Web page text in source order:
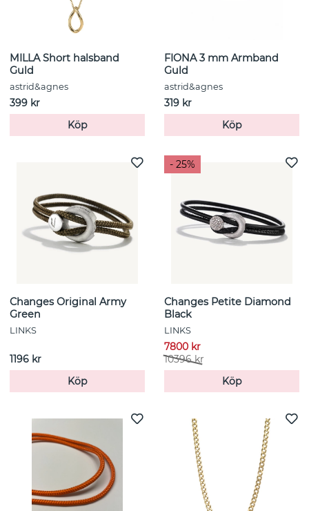
MILLA Short halsband
Guld
astrid&agnes
399 kr
Köp
FIONA 3 mm Armband
Guld
astrid&agnes
319 kr
Köp
Changes Original Army
Green
LINKS
1196 kr
Köp
- 25%
Changes Petite Diamond
Black
LINKS
7800 kr
10396 kr
Köp